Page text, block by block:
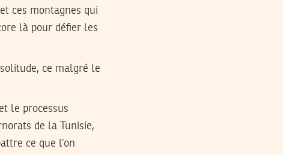
ces montagnes qui
là pour défier les
ce malgré le
le processus
de la Tunisie,
ce que l’on